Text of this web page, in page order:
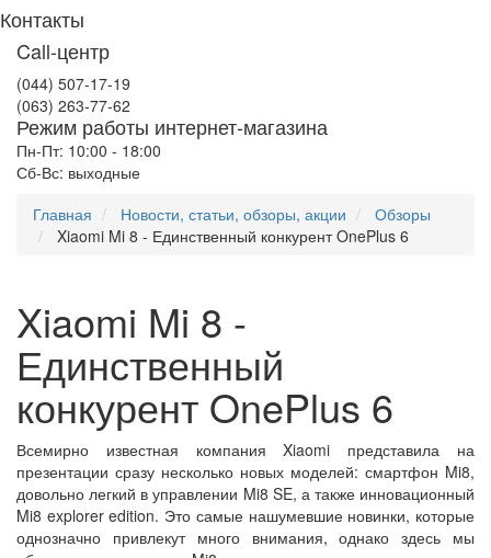
Контакты
Call-центр
(044) 507-17-19
(063) 263-77-62
Режим работы интернет-магазина
Пн-Пт: 10:00 - 18:00
Сб-Вс: выходные
Главная
Новости, статьи, обзоры, акции
Обзоры
Xiaomi Mi 8 - Единственный конкурент OnePlus 6
Xiaomi Mi 8 -
Единственный
конкурент OnePlus 6
Всемирно известная компания Xiaomi представила на
презентации сразу несколько новых моделей: смартфон Mi8,
довольно легкий в управлении Mi8 SE, а также инновационный
Mi8 explorer edition. Это самые нашумевшие новинки, которые
однозначно привлекут много внимания, однако здесь мы